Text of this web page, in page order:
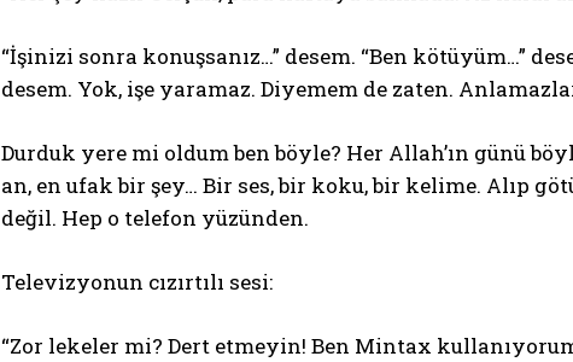
“İşinizi sonra konuşsanız…” desem. “Ben kötüyüm…”
desem. Yok, işe yaramaz. Diyemem de zaten.
Durduk yere mi oldum ben böyle? Her Allah’ın günü
an, en ufak bir şey… Bir ses, bir koku, bir kelime. Alıp
değil. Hep o telefon yüzünden.
Televizyonun cızırtılı sesi:
“Zor lekeler mi? Dert etmeyin! Ben Mintax